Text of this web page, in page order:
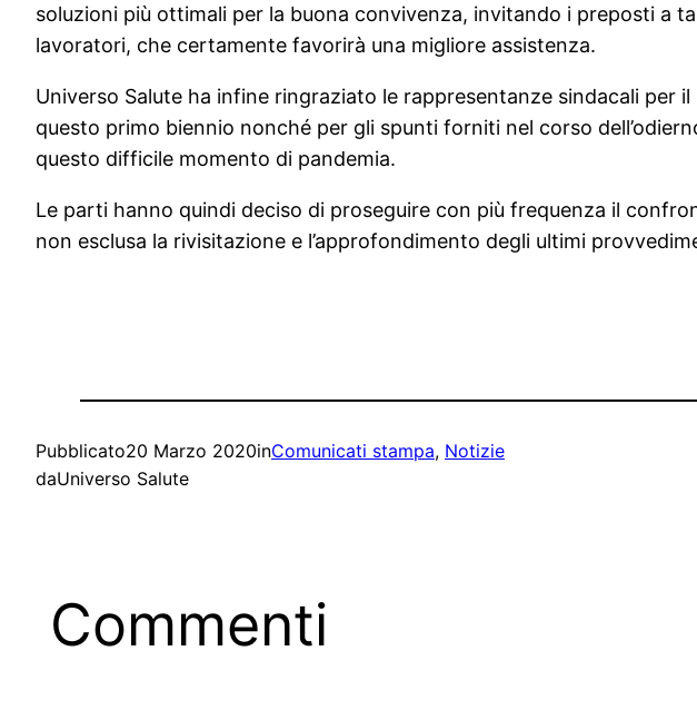
soluzioni più ottimali per la buona convivenza, invitando i preposti a
lavoratori, che certamente favorirà una migliore assistenza.
Universo Salute ha infine ringraziato le rappresentanze sindacali
questo primo biennio nonché per gli spunti forniti nel corso
questo difficile momento di pandemia.
Le parti hanno quindi deciso di proseguire con più frequenza il
non esclusa la rivisitazione e l’approfondimento degli ultimi
Pubblicato20 Marzo 2020inComunicati stampa, Notizie
daUniverso Salute
Commenti